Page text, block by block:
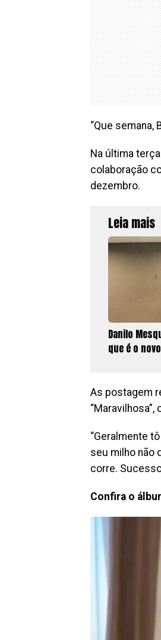
“Que semana,
Na última
colaboração
dezembro.
Leia mais
Danilo
que é o
As postagem
“Geralmente
seu milho não
corre.
Confira o